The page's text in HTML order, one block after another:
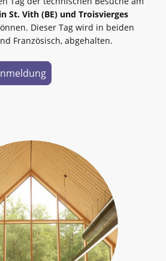
St. Vith (BE) und Troisvierges
Dieser Tag wird in beiden
Französisch, abgehalten.